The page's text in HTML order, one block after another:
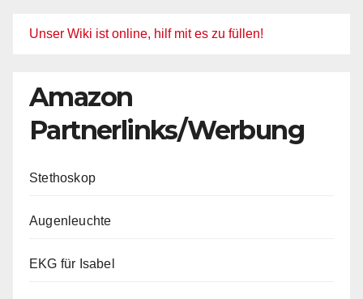
Unser Wiki ist online, hilf mit es zu füllen!
Amazon
Partnerlinks/Werbung
Stethoskop
Augenleuchte
EKG für Isabel